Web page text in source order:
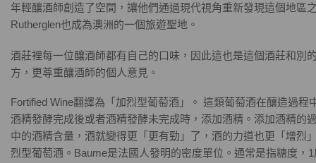
年輕釀酒師創造了空間，讓他們通過現代視角重新發現這個地區
Rutherglen也成為澳洲的一個旅遊聖地。
酒莊裡每一位釀酒師都有自己的口味，因此這也是這個酒莊和別
方，更尊重釀酒師的個人意見。
Fortified Wine翻譯為「加烈型葡萄酒」。 這類葡萄酒在釀造過程
酒精發酵完成後或者酒精發酵未完成時，添加酒精。添加酒精的
中的酒精含量，酒就變得更「更有勁」了，酒的力道也更「增烈
烈型葡萄酒。Baume是法國人發明的密度單位。通常是指糖度，